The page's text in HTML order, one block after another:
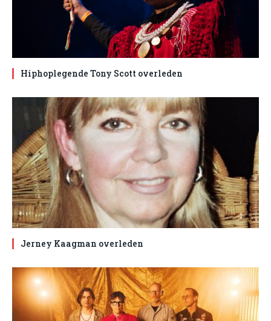
Hiphoplegende Tony Scott overleden
Jerney Kaagman overleden